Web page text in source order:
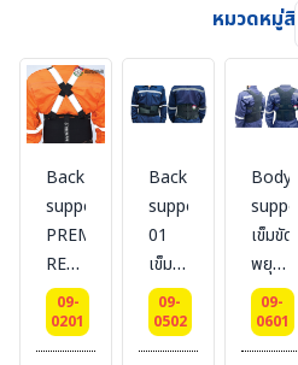
หมวดหมู่
Back
support-
PREMIUM
REFLECTIVE
เข็มขัด
พยุง
หลัง
09-
0201
Back
support
01
เข็มขัด
พยุง
หลัง
แบบ
09-
0502
Body
เข็มขัด
พยุง
หลัง
และ
ไหล่
09-
0601